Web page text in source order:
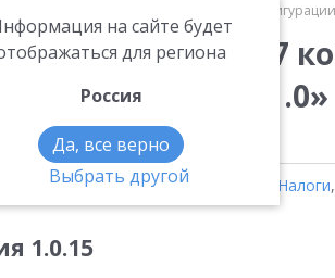
на сайте будет
для региона
Россия
Да, все верно
Выбрать другой
Новая версия 1.0.15.87
версия 1.0.15.87
редакция 1.0»
на тему:1С:Рабочее место кассира Налоги,
1.0.15